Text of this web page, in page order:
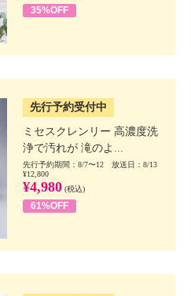
35%OFF
先行予約受付中
ミセスクレンリー 高濃度洗
浄で汚れが 滝のよ...
先行予約期間：8/7〜12 放送日：8/13
¥12,800
¥4,980 (税込)
61%OFF